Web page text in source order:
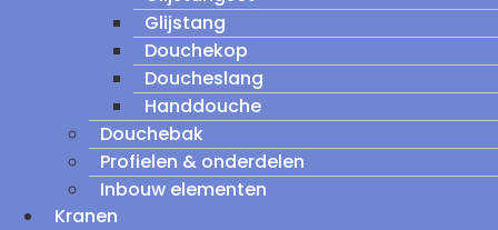
Glijstang
Douchekop
Doucheslang
Handdouche
Douchebak
Profielen & onderdelen
Inbouw elementen
Kranen